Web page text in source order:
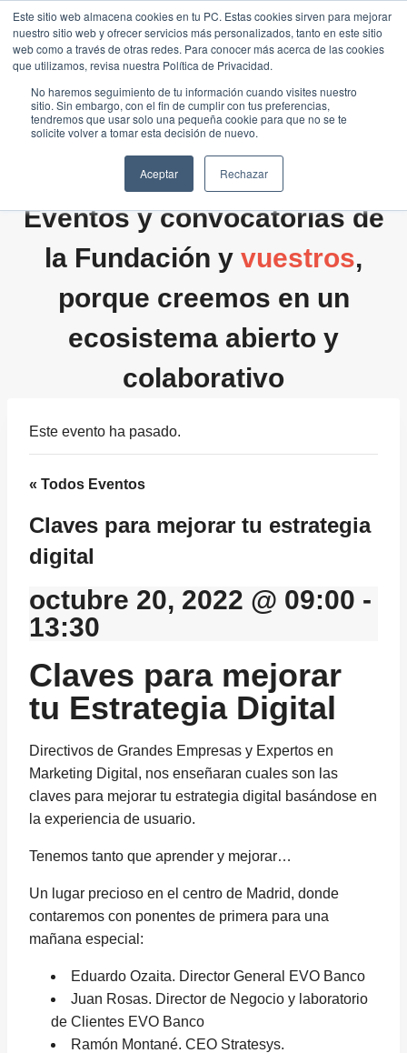
Este sitio web almacena cookies en tu PC. Estas cookies sirven para mejorar
nuestro sitio web y ofrecer servicios más personalizados, tanto en este sitio
web como a través de otras redes. Para conocer más acerca de las cookies
que utilizamos, revisa nuestra Política de Privacidad.
No haremos seguimiento de tu información cuando visites nuestro
sitio. Sin embargo, con el fin de cumplir con tus preferencias,
tendremos que usar solo una pequeña cookie para que no se te
solicite volver a tomar esta decisión de nuevo.
Aceptar Rechazar
Saltar
contenido
Eventos y convocatorias de
la Fundación y vuestros,
porque creemos en un
ecosistema abierto y
colaborativo
Este evento ha pasado.
« Todos Eventos
Claves para mejorar tu estrategia
digital
octubre 20, 2022 @ 09:00 -
13:30
Claves para mejorar
tu Estrategia Digital
Directivos de Grandes Empresas y Expertos en
Marketing Digital, nos enseñaran cuales son las
claves para mejorar tu estrategia digital basándose en
la experiencia de usuario.
Tenemos tanto que aprender y mejorar…
Un lugar precioso en el centro de Madrid, donde
contaremos con ponentes de primera para una
mañana especial:
Eduardo Ozaita. Director General EVO Banco
Juan Rosas. Director de Negocio y laboratorio
de Clientes EVO Banco
Ramón Montané. CEO Stratesys.
Traducir »